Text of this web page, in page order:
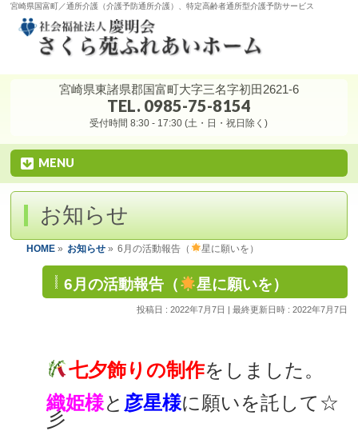
宮崎県国富町／通所介護（介護予防通所介護）、特定高齢者通所型介護予防サービス
宮崎県東諸県郡国富町大字三名字初田2621-6
TEL. 0985-75-8154
受付時間 8:30 - 17:30 (土・日・祝日除く)
MENU
お知らせ
HOME » お知らせ » 6月の活動報告（ 星に願いを）
6月の活動報告（ 星に願いを）
投稿日 : 2022年7月7日 最終更新日時 : 2022年7月7日
七夕飾りの制作をしました。
織姫様と 彦星様に願いを託して☆
彡